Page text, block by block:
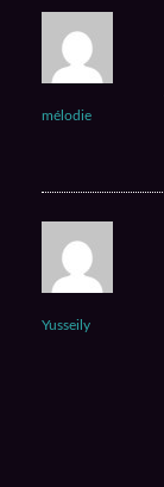
mélodie
Yusseily